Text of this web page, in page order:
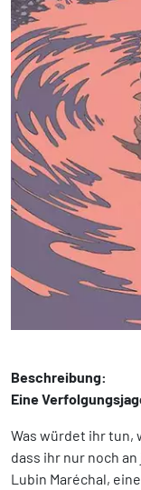
Beschreibung:
Eine
Was würdet ihr
dass ihr nur noch
Lubin Maréchal,